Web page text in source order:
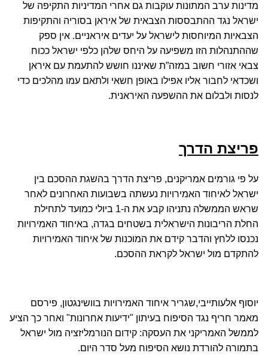
מדינות ערב המתונות עוקבות גם אחרי המדיניות התקיפה של
ישראל נגד ההתבססות הצבאית של איראן בסוריה והתקיפות
הצבאיות המיוחסות לישראל על יעדים איראניים. אין ספק
שההתנהלות הזו משפיעה על היחס שלהן כלפי ישראל ככוח
צבאי אזורי חשוב במזה”ת שאיננו חושש להתעמת עם איראן
ושכדאי לחבור אליו אפילו באופן חשאי ולתאם עמו מהלכים כדי
לנסות ולבלום את ההשפעה האיראנית.
פריצת הדרך
על פי גורמים אמריקנים, פריצת הדרך בהשגת ההסכם בין
ישראל לאיחוד האמירויות נעשתה בשבועות האחרונים לאחר
שראש הממשלה נתניהו קבע את ה-1 ביולי כמועד לתחילת
החלת הריבונות הישראלית בשטחים בגדה, באיחוד האמירויות
נכנסו ללחץ והדבר קידם את המוכנות של איחוד האמירויות
להתקדם מול ישראל לקראת ההסכם.
יוסוף אלעותייבי,שגריר איחוד האמירויות בוושינגטון, פירסם
מאמר חריף נגד הסיפוח בעיתון "ידיעות אחרונות" ואחר כך הציע
לממשל האמריקני את העסקה: קידום הנורמליזציה מול ישראל
בתמורה להורדת נושא הסיפוח מעל סדר היום.